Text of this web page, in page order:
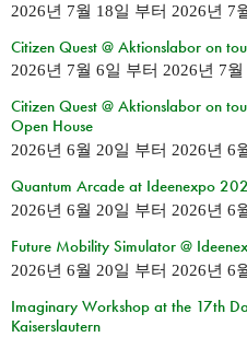
2026년 7월 18일 부터 2026년 7
Citizen Quest @ Aktionslabor on
2026년 7월 6일 부터 2026년 7
Citizen Quest @ Aktionslabor on
Open House
2026년 6월 20일 부터 2026년 6
Quantum Arcade at Ideenexpo
2026년 6월 20일 부터 2026년 6
Future Mobility Simulator @
2026년 6월 20일 부터 2026년 6
Imaginary Workshop at the 17th
Kaiserslautern